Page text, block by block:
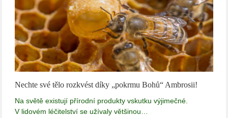
Nechte své tělo rozkvést díky „pokrmu Bohů“ Ambrosii!
Na světě existují přírodní produkty vskutku výjimečné.
V lidovém léčitelství se užívaly většinou…